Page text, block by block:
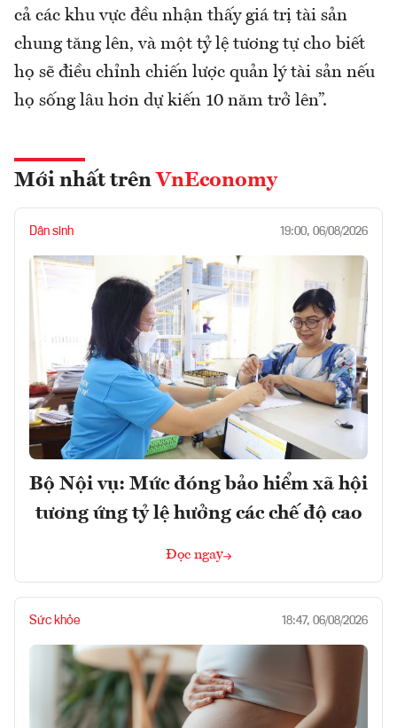
cả các khu vực đều nhận thấy giá trị tài sản
chung tăng lên, và một tỷ lệ tương tự cho biết
họ sẽ điều chỉnh chiến lược quản lý tài sản nếu
họ sống lâu hơn dự kiến 10 năm trở lên”.
Mới nhất trên VnEconomy
Dân sinh 19:00, 06/08/2026
Bộ Nội vụ: Mức đóng bảo hiểm xã hội
tương ứng tỷ lệ hưởng các chế độ cao
Đọc ngay
Sức khỏe 18:47, 06/08/2026